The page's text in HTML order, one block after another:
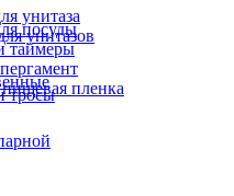
унитаза
унитазов
тросы
посуды
таймеры
пленка